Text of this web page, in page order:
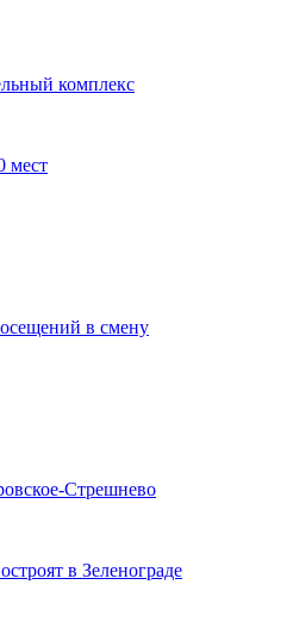
комплекс
мест
в смену
Стрешнево
в Зеленограде